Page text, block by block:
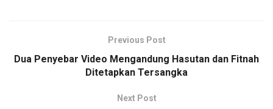
Previous Post
Dua Penyebar Video Mengandung Hasutan dan Fitnah
Ditetapkan Tersangka
Next Post